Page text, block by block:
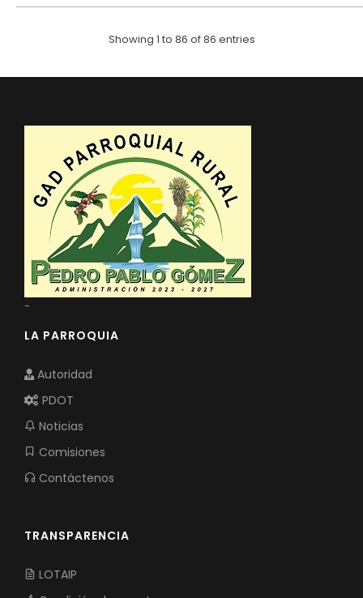
Showing 1 to 86 of 86 entries
-
LA PARROQUIA
Autoridad
PDOT
Noticias
Comisiones
Contáctenos
TRANSPARENCIA
LOTAIP